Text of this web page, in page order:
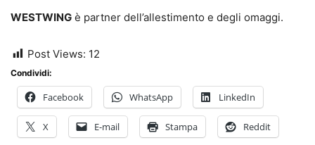
WESTWING è partner dell’allestimento e degli omaggi.
Post Views: 12
Condividi:
Facebook WhatsApp LinkedIn
X E-mail Stampa Reddit